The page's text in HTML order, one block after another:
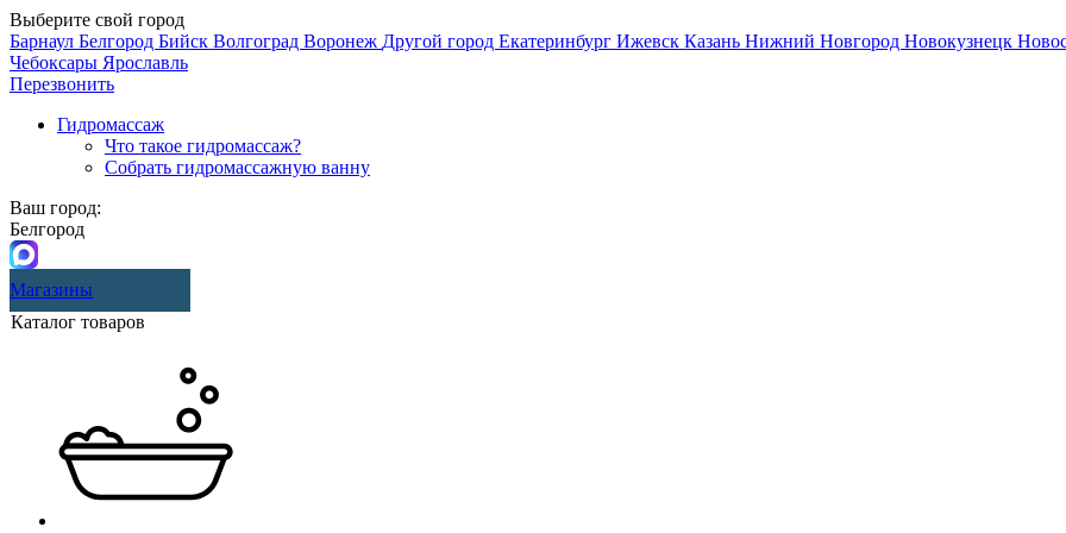
Выберите свой город
Барнаул Белгород Бийск Волгоград Воронеж Другой город Екатеринбург Ижевск Казань Нижний Новгород Новокузнецк
Чебоксары Ярославль
Перезвонить
Гидромассаж
Что такое гидромассаж?
Собрать гидромассажную ванну
Ваш город:
Белгород
Магазины
Каталог товаров